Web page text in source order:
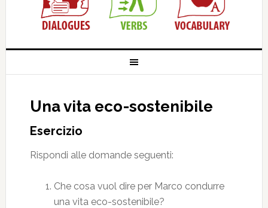
Una vita eco-sostenibile
Esercizio
Rispondi alle domande seguenti:
Che cosa vuol dire per Marco condurre
una vita eco-sostenibile?